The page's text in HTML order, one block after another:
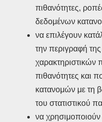
πιθανότητες,
δεδομένων
να επιλέγουν
την περιγραφή
χαρακτηριστικών
πιθανότητες και
κατανομών με τη
του στατιστικού
να χρησιμοποιούν